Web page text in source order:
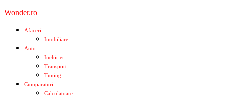
Skip
content
Wonder.ro
Afaceri
Imobiliare
Auto
Inchirieri
Transport
Tuning
Cumparaturi
Calculatoare